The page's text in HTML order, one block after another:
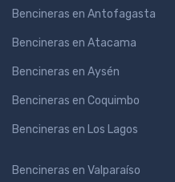
Bencineras en Antofagasta
Bencineras en Atacama
Bencineras en Aysén
Bencineras en Coquimbo
Bencineras en Los Lagos
Bencineras en Valparaíso